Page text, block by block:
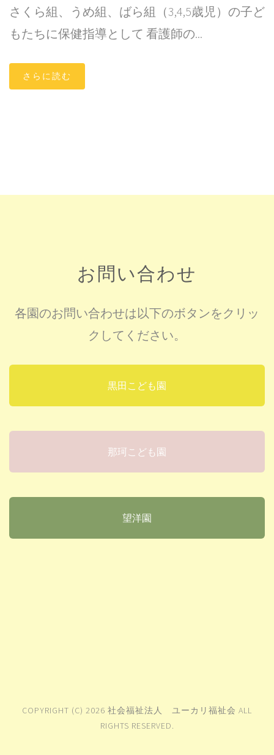
さくら組、うめ組、ばら組（3,4,5歳児）の子ど
もたちに保健指導として 看護師の...
さらに読む
お問い合わせ
各園のお問い合わせは以下のボタンをクリッ
クしてください。
黒田こども園
那珂こども園
望洋園
COPYRIGHT (C) 2026 社会福祉法人 ユーカリ福祉会 ALL
RIGHTS RESERVED.